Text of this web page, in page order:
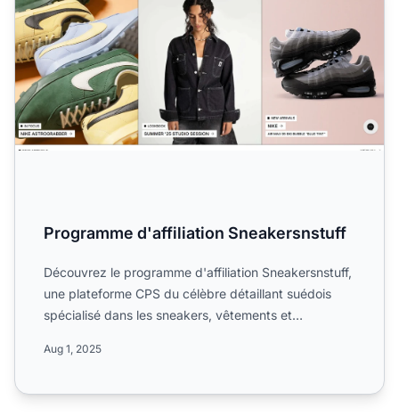
Programme d'affiliation Sneakersnstuff
Découvrez le programme d'affiliation Sneakersnstuff,
une plateforme CPS du célèbre détaillant suédois
spécialisé dans les sneakers, vêtements et
Aug 1, 2025